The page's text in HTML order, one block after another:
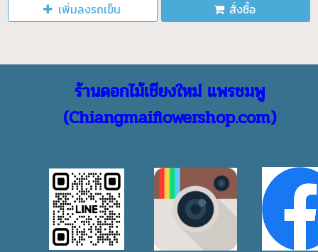
เพิ่มลงรถเข็น สั่งซื้อ
ร้านดอกไม้เชียงใหม่ แพรชมพู
(Chiangmaiflowershop.com)